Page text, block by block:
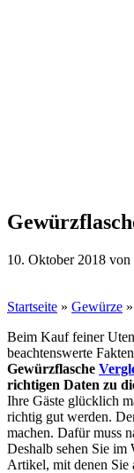
10. Oktober 2018 von
Startseite » Gewürze »
Beim Kauf feiner
beachtenswerte
Gewürzflasche
richtigen Daten zu
Ihre Gäste glücklich
richtig gut werden.
machen. Dafür muss
Deshalb sehen Sie im
Artikel, mit denen Sie